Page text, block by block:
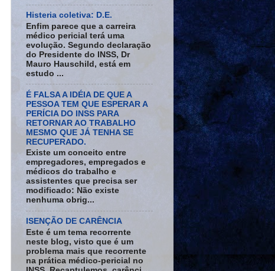
Histeria coletiva: D.E.
Enfim parece que a carreira
médico pericial terá uma
evolução. Segundo declaração
do Presidente do INSS, Dr
Mauro Hauschild, está em
estudo ...
É FALSA A IDÉIA DE QUE A
PESSOA TEM QUE ESPERAR A
PERÍCIA DO INSS PARA
RETORNAR AO TRABALHO
MESMO QUE JÁ TENHA SE
RECUPERADO.
Existe um conceito entre
empregadores, empregados e
médicos do trabalho e
assistentes que precisa ser
modificado: Não existe
nenhuma obrig...
ISENÇÃO DE CARÊNCIA
Este é um tema recorrente
neste blog, visto que é um
problema mais que recorrente
na prática médico-pericial no